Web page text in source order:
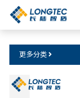
更多分类